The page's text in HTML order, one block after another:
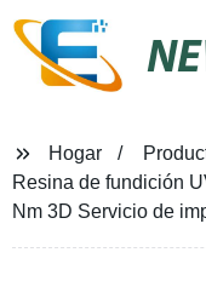
Hogar
Resina de fundición
Nm 3D Servicio de